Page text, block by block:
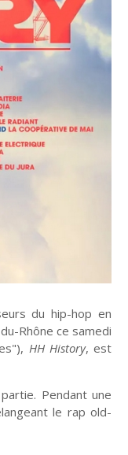
du hip-hop en
Rhône ce samedi
HH History, est
Pendant une
le rap old-